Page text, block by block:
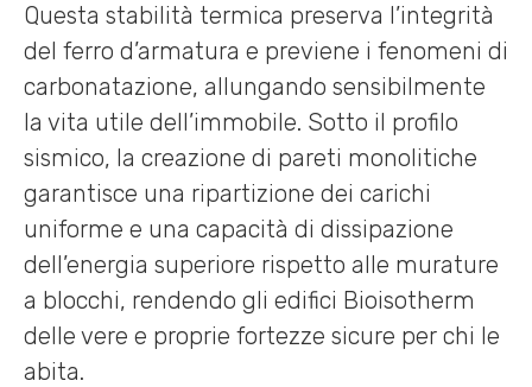
Questa stabilità termica preserva l’integrità
del ferro d’armatura e previene i fenomeni di
carbonatazione, allungando sensibilmente
la vita utile dell’immobile. Sotto il profilo
sismico, la creazione di pareti monolitiche
garantisce una ripartizione dei carichi
uniforme e una capacità di dissipazione
dell’energia superiore rispetto alle murature
a blocchi, rendendo gli edifici Bioisotherm
delle vere e proprie fortezze sicure per chi le
abita.